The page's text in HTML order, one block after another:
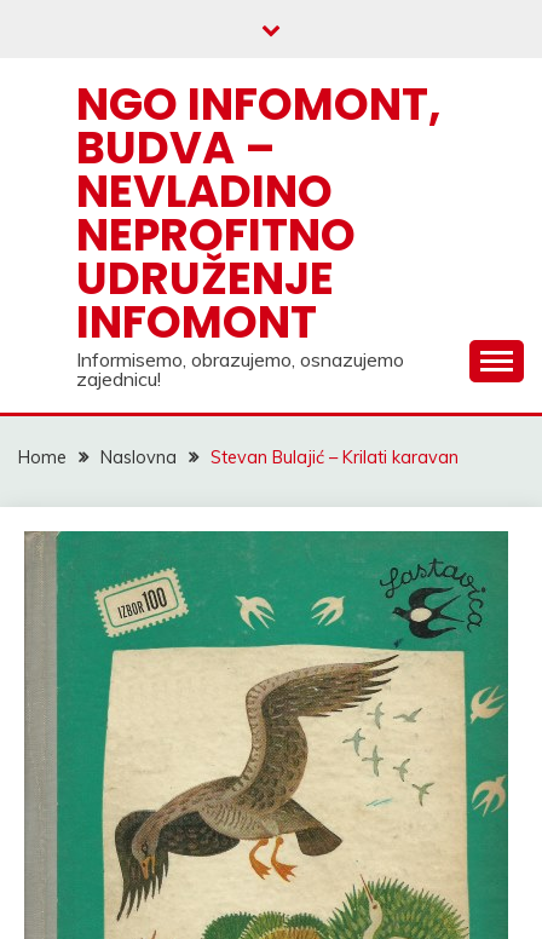
NGO INFOMONT,
BUDVA –
NEVLADINO
NEPROFITNO
UDRUŽENJE
INFOMONT
Informisemo, obrazujemo, osnazujemo
zajednicu!
Home Naslovna Stevan Bulajić – Krilati karavan